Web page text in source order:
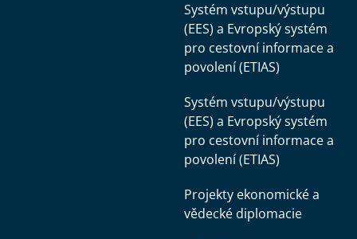
Systém vstupu/výstupu
(EES) a Evropský systém
pro cestovní informace a
povolení (ETIAS)
Systém vstupu/výstupu
(EES) a Evropský systém
pro cestovní informace a
povolení (ETIAS)
Projekty ekonomické a
vědecké diplomacie